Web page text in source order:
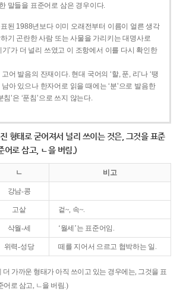
말들을 표준어로 삼은 경우이다.
된 1988년보다 이미 오래전부터 이름이 얼른 생각
기 곤란한 사람 또는 사물을 가리키는 대명사로
기’가 더 널리 쓰였고 이 조항에서 이를 다시 확인한
고어 발음의 잔재이다. 현대 국어의 ‘할, 푼, 리’나 ‘땡
남아 있으나 한자어로 읽을 때에는 ‘분’으로 발음한
침’은 ‘푼침’으로 쓰지 않는다.
형태로 굳어져서 널리 쓰이는 것은, 그것을 표준
어로 삼고, ㄴ을 버림.)
ㄴ 비고
강남-콩
고샅 겉~, 속~.
삭월-세 ‘월세’는 표준어임.
위력-성당 떼를 지어서 으르고 협박하는 일.
더 가까운 형태가 아직 쓰이고 있는 경우에는, 그것을 표
어로 삼고, ㄴ을 버림.)